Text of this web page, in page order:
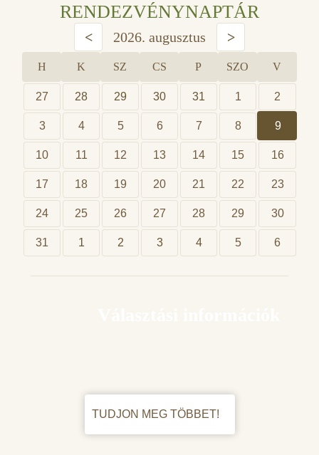
RENDEZVÉNYNAPTÁR
< 2026. augusztus >
H K SZ CS P SZO V
27 28 29 30 31 1 2
3 4 5 6 7 8 9
10 11 12 13 14 15 16
17 18 19 20 21 22 23
24 25 26 27 28 29 30
31 1 2 3 4 5 6
TUDJON MEG TÖBBET!